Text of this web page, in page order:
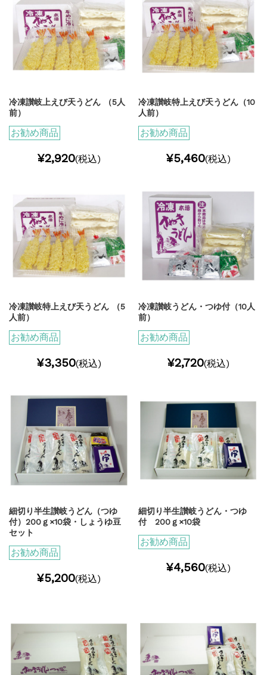
冷凍讃岐上えび天うどん （5人
前）
お勧め商品
¥2,920(税込)
冷凍讃岐特上えび天うどん（10
人前）
お勧め商品
¥5,460(税込)
冷凍讃岐特上えび天うどん （5
人前）
お勧め商品
¥3,350(税込)
冷凍讃岐うどん・つゆ付（10人
前）
お勧め商品
¥2,720(税込)
細切り半生讃岐うどん（つゆ
付）200ｇ×10袋・しょうゆ豆
セット
お勧め商品
¥5,200(税込)
細切り半生讃岐うどん・つゆ
付 200ｇ×10袋
お勧め商品
¥4,560(税込)